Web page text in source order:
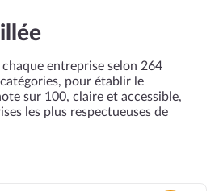
entreprise selon 264
pour établir le
sur 100, claire et accessible,
les plus respectueuses de